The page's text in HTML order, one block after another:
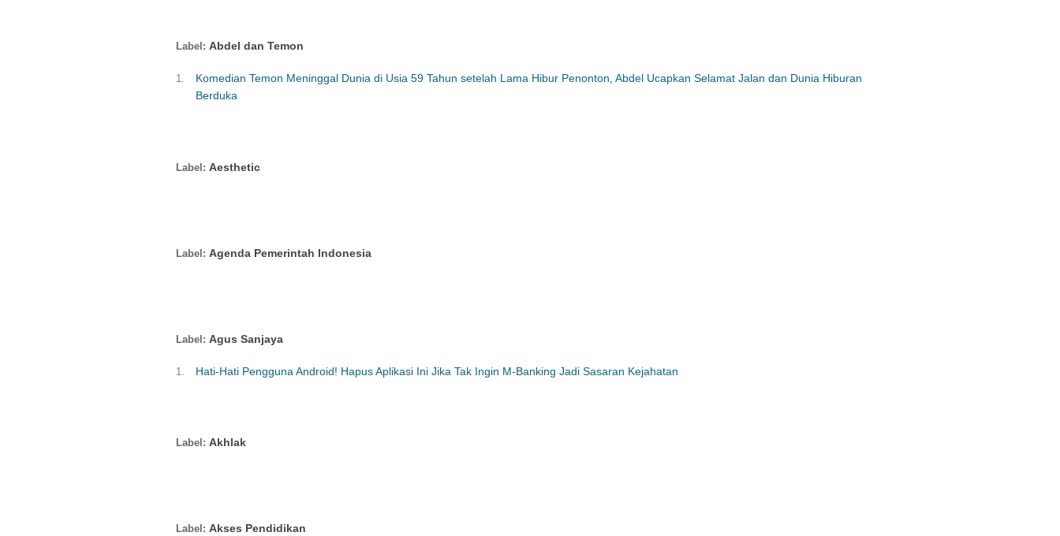
Abdel dan Temon
Komedian Temon Meninggal Dunia di Usia 59 Tahun setelah Lama Hibur Penonton, Abdel Ucapkan Selamat Jalan dan Dunia Hiburan
Berduka
Aesthetic
Agenda Pemerintah Indonesia
Agus Sanjaya
Hati-Hati Pengguna Android! Hapus Aplikasi Ini Jika Tak Ingin M-Banking Jadi Sasaran Kejahatan
Akhlak
Akses Pendidikan